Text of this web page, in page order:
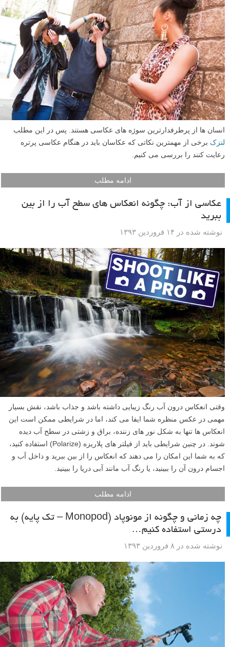
انسان ها از پرطرفدارترین سوژه های عکاسی هستند. پس در این مطلب
لنزک برخی از مهمترین نکاتی که عکاسان باید در هنگام عکاسی پرتره
رعایت کنند را بررسی می کنیم.
ادامه مطلب
عکاسی از آب: چگونه انعکاس های سطح آب را از بین
ببرید
نوشته شده در ۱۴ فروردین ۱۳۹۳
وقتی انعکاس درون آب رنگ زیبایی داشته باشد و جذاب باشد، نقش بسیار
مهمی در عکس منظره شما ایفا می کند، اما در شرایطی ممکن است این
انعکاس ها تنها به شکل نور های زننده، براق و زشتی در سطح آب دیده
شوند. در چنین شرایطی باید از فیلتر های پلاریزه (Polarize) استفاده کنید،
که به شما این امکان را می دهند که انعکاس را از بین ببرید و داخل آب و
اجسام درون آن را ببینید، یا رنگ آب مانند آبی دریا را ببینید.
ادامه مطلب
چه زمانی و چگونه از مونوپاد (Monopod – تک پایه) به
درستی استفاده کنیم…
نوشته شده در ۸ فروردین ۱۳۹۳